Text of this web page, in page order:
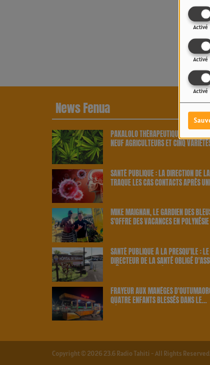
Activé
Activé
Activé
News Fenua
PAKALOLO THÉRAPEUTIQUE EN
NEUF AGRICULTEURS ET CINQ
SANTÉ PUBLIQUE : LA DIRECTION DE
TRAQUE LES CAS CONTACTS APRÈS
MIKE MAIGNAN, LE GARDIEN DES
S'OFFRE DES VACANCES EN
SANTÉ PUBLIQUE À LA PRESQU'ÎLE : LE
DIRECTEUR DE LA SANTÉ OBLIGÉ
FRAYEUR AUX MANÈGES
QUATRE ENFANTS BLESSÉS DANS LE
Copyright © 2026 23.6 Radio Tahiti - All Rights Reserved.